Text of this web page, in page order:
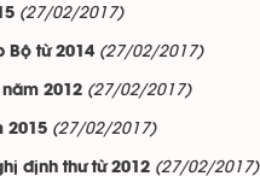
(27/02/2017)
Bộ từ 2014 (27/02/2017)
2012 (27/02/2017)
2015 (27/02/2017)
định thư từ 2012 (27/02/2017)